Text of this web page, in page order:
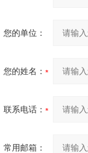
您的单位：
您的姓名：
联系电话：
常用邮箱：